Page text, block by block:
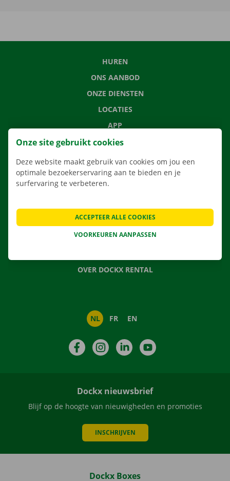
HUREN
ONS AANBOD
ONZE DIENSTEN
LOCATIES
APP
VERHUISOPLOSSINGEN
NIEUWS
CADEAUBON
OVER DOCKX RENTAL
NL FR EN
FacebookInstagramLinkedIn
Dockx nieuwsbrief
Blijf op de hoogte van nieuwigheden en promoties
INSCHRIJVEN
Dockx Boxes
Onze site gebruikt cookies
Deze website maakt gebruik van cookies om jou een
optimale bezoekerservaring aan te bieden en je
surfervaring te verbeteren.
VOORKEUREN AANPASSEN
ACCEPTEER ALLE COOKIES